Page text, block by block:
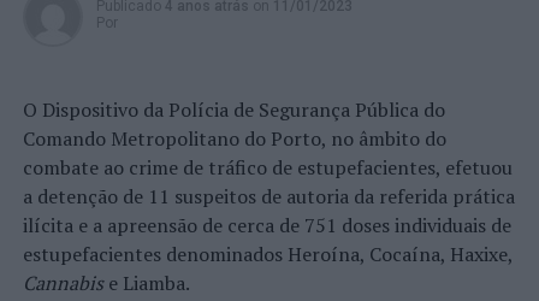
Publicado 4 anos atrás on 11/01/2023
Por
O Dispositivo da Polícia de Segurança Pública do
Comando Metropolitano do Porto, no âmbito do
combate ao crime de tráfico de estupefacientes, efetuou
a detenção de 11 suspeitos de autoria da referida prática
ilícita e a apreensão de cerca de 751 doses individuais de
estupefacientes denominados Heroína, Cocaína, Haxixe,
Cannabise Liamba.